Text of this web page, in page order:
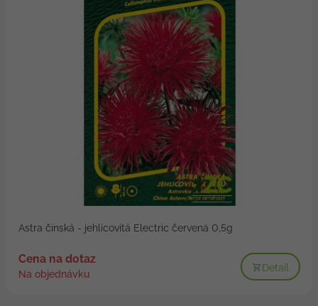
Astra čínská - jehlicovitá Electric červená 0,5g
Cena na dotaz
Na objednávku
Detail